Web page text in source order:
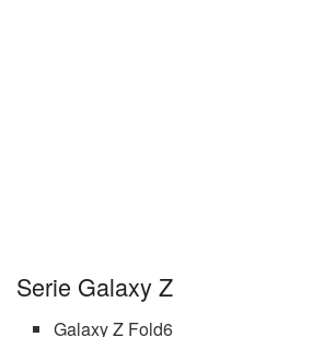
Serie Galaxy Z
Galaxy Z Fold6